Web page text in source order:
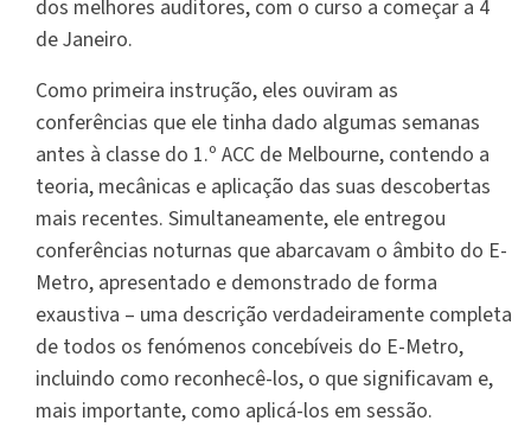
dos melhores auditores, com o curso a começar a 4
de Janeiro.
Como primeira instrução, eles ouviram as
conferências que ele tinha dado algumas semanas
antes à classe do 1.º ACC de Melbourne, contendo a
teoria, mecânicas e aplicação das suas descobertas
mais recentes. Simultaneamente, ele entregou
conferências noturnas que abarcavam o âmbito do E-
Metro, apresentado e demonstrado de forma
exaustiva – uma descrição verdadeiramente completa
de todos os fenómenos concebíveis do E-Metro,
incluindo como reconhecê-los, o que significavam e,
mais importante, como aplicá-los em sessão.